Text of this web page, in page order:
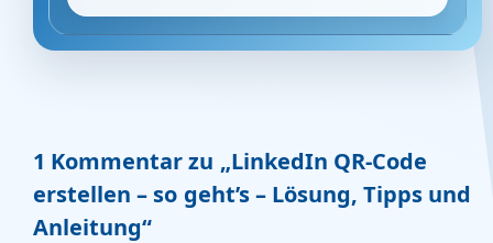
1 Kommentar zu „LinkedIn QR-Code
erstellen – so geht’s – Lösung, Tipps und
Anleitung“